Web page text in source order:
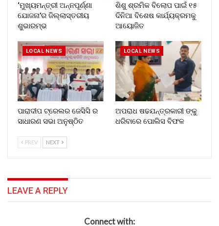
‘ମୁଖ୍ୟମନ୍ତ୍ରୀ ଅନ୍ନପୂର୍ଣ୍ଣା
ଯୋଜନା’ର ଜିଲ୍ଲାସ୍ତରୀୟ
ଶୁଭାରମ୍ଭ
ଶିଶୁ ଶ୍ରମିକ ବିଲୋପ ପାଇଁ ୧୫
ଦିନିଆ ବିଶେଷ କାର୍ଯ୍ୟକ୍ରମକୁ
ଆୟୋଜିତ
LOCAL NEWS
ପାରାଦୀପ ଟ୍ରେଲର ଜେସିସି ର
ସାଧାରଣ ସଭା ଅନୁଷ୍ଠିତ
LOCAL NEWS
ଅପରାଧ ଷଢଯନ୍ତ୍ରକାରୀ ଙ୍କୁ
ଧରିବାରେ ପୋଲିସ ବିଫଳ
PREV NEXT
LEAVE A REPLY
Connect with: